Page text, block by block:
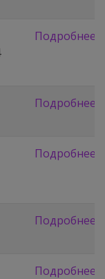
Подробнее
Подробнее
Подробнее
Подробнее
Подробнее